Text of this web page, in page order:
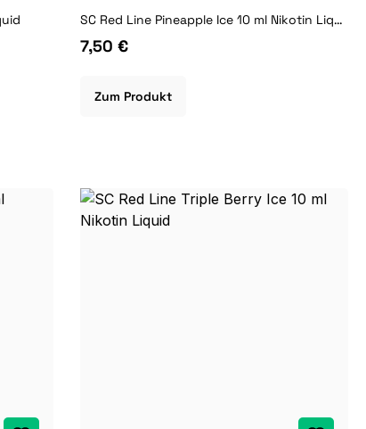
SC Red Line Pineapple Ice 10 ml Nikotin Liquid
7,50 €
Zum Produkt